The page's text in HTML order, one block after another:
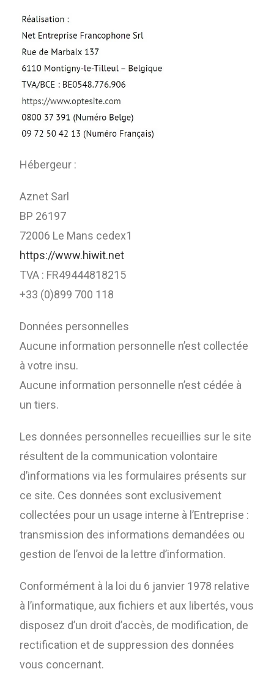
Hébergeur :
Aznet Sarl
BP 26197
72006 Le Mans cedex1
https://www.hiwit.net
TVA : FR49444818215
+33 (0)899 700 118
Données personnelles
Aucune information personnelle n’est collectée
à votre insu.
Aucune information personnelle n’est cédée à
un tiers.
Les données personnelles recueillies sur le site
résultent de la communication volontaire
d’informations via les formulaires présents sur
ce site. Ces données sont exclusivement
collectées pour un usage interne à l’Entreprise :
transmission des informations demandées ou
gestion de l’envoi de la lettre d’information.
Conformément à la loi du 6 janvier 1978 relative
à l’informatique, aux fichiers et aux libertés, vous
disposez d’un droit d’accès, de modification, de
rectification et de suppression des données
vous concernant.